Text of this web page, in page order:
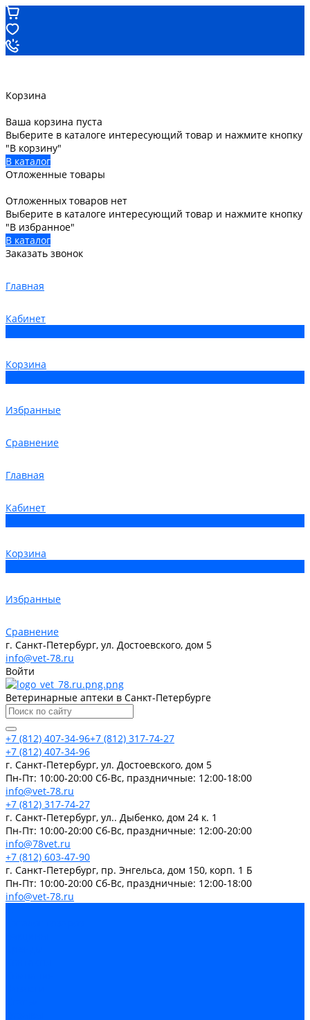
Корзина
Ваша корзина пуста
Выберите в каталоге интересующий товар и нажмите кнопку
"В корзину"
В каталог
Отложенные товары
Отложенных товаров нет
Выберите в каталоге интересующий товар и нажмите кнопку
"В избранное"
В каталог
Заказать звонок
Главная
Кабинет
Корзина
Избранные
Сравнение
Главная
Кабинет
Корзина
Избранные
Сравнение
г. Санкт-Петербург, ул. Достоевского, дом 5
info@vet-78.ru
Войти
Ветеринарные аптеки в Санкт-Петербурге
+7 (812) 407-34-96+7 (812) 317-74-27
+7 (812) 407-34-96
г. Санкт-Петербург, ул. Достоевского, дом 5
Пн-Пт: 10:00-20:00 Cб-Вс, праздничные: 12:00-18:00
info@vet-78.ru
+7 (812) 317-74-27
г. Санкт-Петербург, ул.. Дыбенко, дом 24 к. 1
Пн-Пт: 10:00-20:00 Cб-Вс, праздничные: 12:00-20:00
info@78vet.ru
+7 (812) 603-47-90
г. Санкт-Петербург, пр. Энгельса, дом 150, корп. 1 Б
Пн-Пт: 10:00-20:00 Cб-Вс, праздничные: 12:00-18:00
info@vet-78.ru